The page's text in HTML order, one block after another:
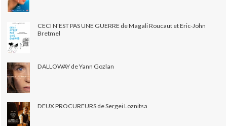
CECI N'EST PAS UNE GUERRE de Magali Roucaut et Eric-John
Bretmel
DALLOWAY de Yann Gozlan
DEUX PROCUREURS de Sergei Loznitsa